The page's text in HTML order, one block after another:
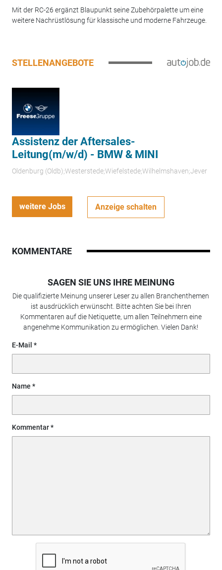
Mit der RC-26 ergänzt Blaupunkt seine Zubehörpalette um eine
weitere Nachrüstlösung für klassische und moderne Fahrzeuge.
STELLENANGEBOTE
Assistenz der Aftersales-
Leitung(m/w/d) - BMW & MINI
Oldenburg (Oldb);Westerstede;Wiefelstede;Wilhelmshaven;Jever
weitere Jobs Anzeige schalten
KOMMENTARE
SAGEN SIE UNS IHRE MEINUNG
Die qualifizierte Meinung unserer Leser zu allen Branchenthemen
ist ausdrücklich erwünscht. Bitte achten Sie bei Ihren
Kommentaren auf die Netiquette, um allen Teilnehmern eine
angenehme Kommunikation zu ermöglichen. Vielen Dank!
E-Mail
Name
Kommentar